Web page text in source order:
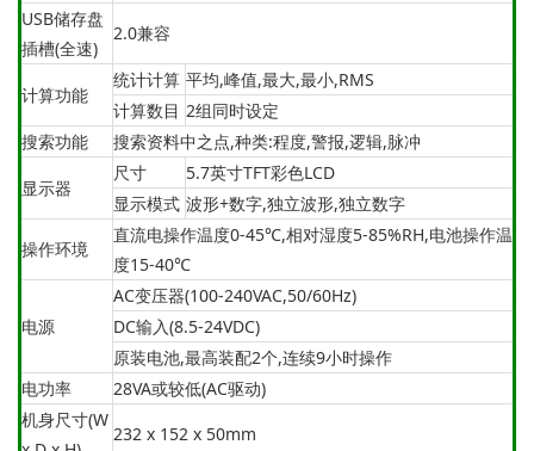
USB储存盘
插槽(全速)
2.0兼容
计算功能
统计计算 平均,峰值,最大,最小,RMS
计算数目 2组同时设定
搜索功能
搜索资料中之点,种类:程度,警报,逻辑,脉冲
显示器
尺寸
5.7英寸TFT彩色LCD
显示模式 波形+数字,独立波形,独立数字
操作环境
直流电操作温度0-45℃,相对湿度5-85%RH,电池操作温
度15-40℃
电源
AC变压器(100-240VAC,50/60Hz)
DC输入(8.5-24VDC)
原装电池,最高装配2个,连续9小时操作
电功率
28VA或较低(AC驱动)
机身尺寸(W
232 x 152 x 50mm